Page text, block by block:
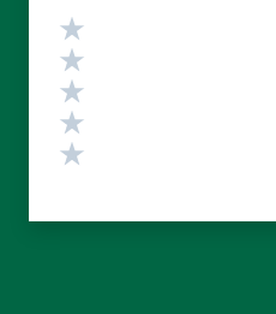
Valutazione